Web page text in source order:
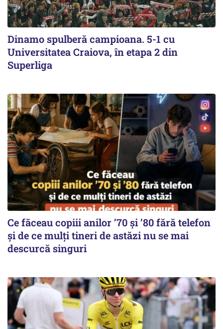
Dinamo spulberă campioana. 5-1 cu
Universitatea Craiova, în etapa 2 din
Superliga
Ce făceau copiii anilor ’70 și ’80 fără telefon
și de ce mulți tineri de astăzi nu se mai
descurcă singuri